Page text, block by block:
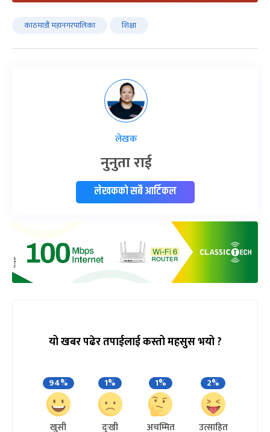
काठमाडौं महानगरपालिका शिक्षा
लेखक
नुनुता राई
लेखकको सबै आर्टिकल
यो खबर पढेर तपाईलाई कस्तो महसुस भयो ?
94%
खुसी
1%
दुःखी
1%
अचम्मित
2%
उत्साहित